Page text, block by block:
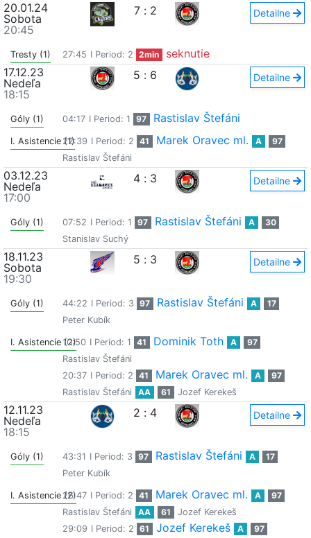
20.01.24
Sobota
20:45
7 : 2 Detailne
Tresty (1) 27:45 I Period: 2 2min
seknutie
17.12.23
Nedeľa
18:15
5 : 6 Detailne
Góly (1) 04:17 I Period: 1 97 Rastislav Štefáni
I. Asistencie (1)22:39 I Period: 2 41 Marek Oravec ml. A
97
Rastislav Štefáni
03.12.23
Nedeľa
17:00
4 : 3 Detailne
Góly (1) 07:52 I Period: 1 97 Rastislav Štefáni A
30
Stanislav Suchý
18.11.23
Sobota
19:30
5 : 3 Detailne
Góly (1) 44:22 I Period: 3 97 Rastislav Štefáni A
17
Peter Kubík
I. Asistencie (2)
10:50 I Period: 1 41 Dominik Toth A
97
Rastislav Štefáni
20:37 I Period: 2 41 Marek Oravec ml. A
97
Rastislav Štefáni
AA 61 Jozef Kerekeš
12.11.23
Nedeľa
18:15
2 : 4 Detailne
Góly (1) 43:31 I Period: 3 97 Rastislav Štefáni A
17
Peter Kubík
I. Asistencie (2)26:47 I Period: 2 41 Marek Oravec ml. A
97
Rastislav Štefáni
AA 61
Jozef Kerekeš
29:09 I Period: 2 61 Jozef Kerekeš A
97